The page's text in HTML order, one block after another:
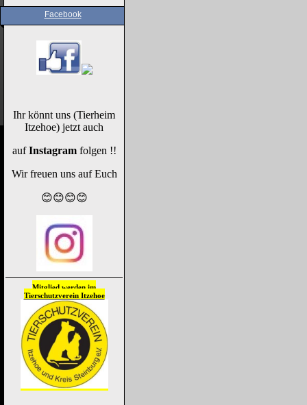
Facebook
Ihr könnt uns (Tierheim
Itzehoe) jetzt auch
aufInstagramfolgen !!
Wir freuen uns auf Euch
😊😊😊😊
Mitglied werden im
Tierschutzverein Itzehoe